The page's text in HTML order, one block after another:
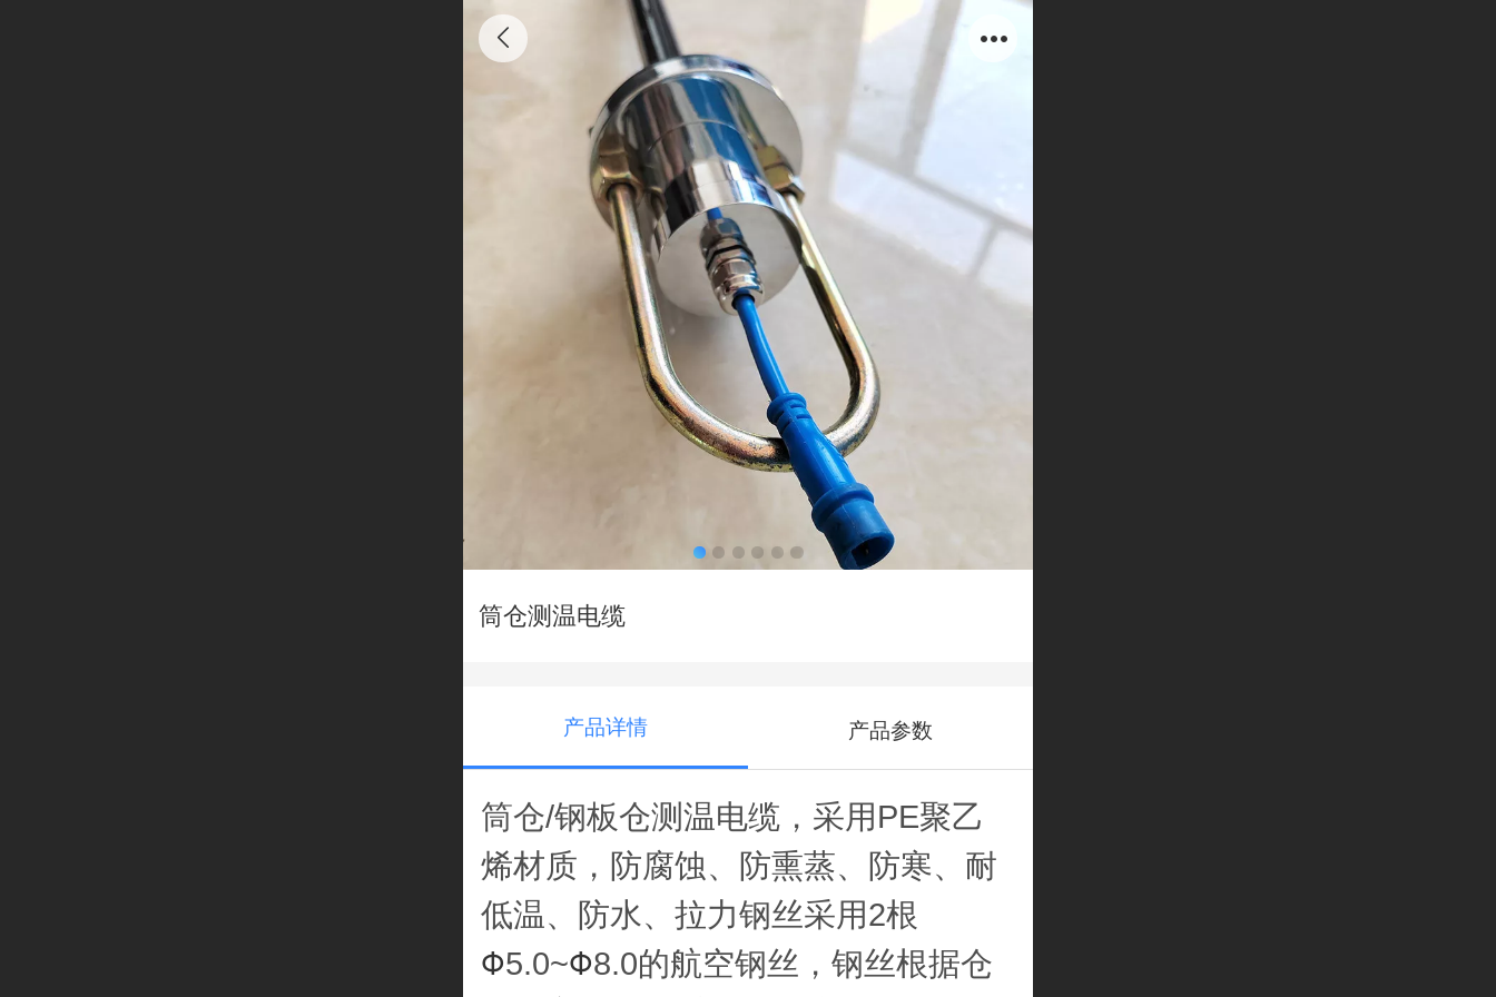
筒仓测温电缆
产品详情 产品参数
筒仓/钢板仓测温电缆，采用PE聚乙
烯材质，防腐蚀、防熏蒸、防寒、耐
低温、防水、拉力钢丝采用2根
Φ5.0~Φ8.0的航空钢丝，钢丝根据仓